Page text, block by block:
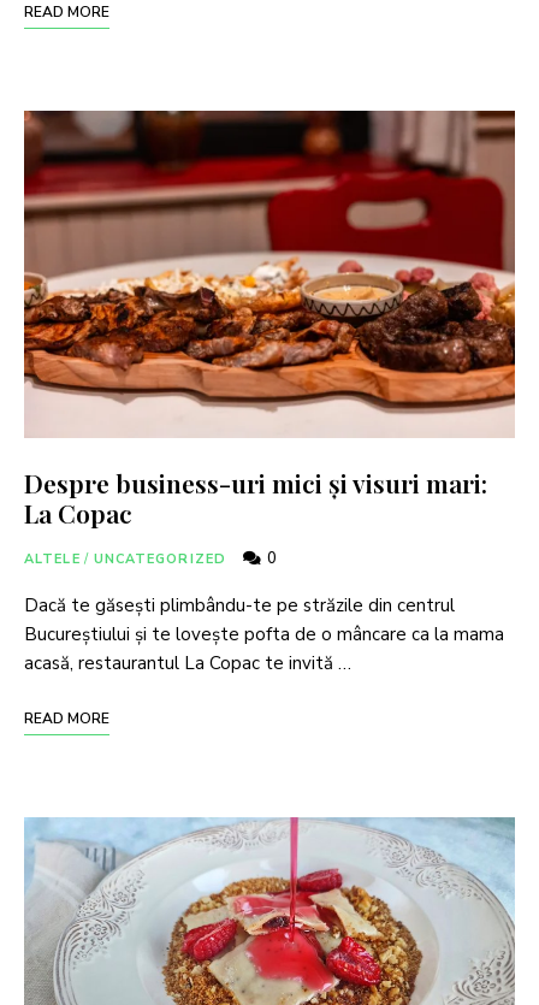
READ MORE
Despre business-uri mici și visuri mari:
La Copac
ALTELE / UNCATEGORIZED 0
Dacă te găsești plimbându-te pe străzile din centrul
Bucureștiului și te lovește pofta de o mâncare ca la mama
acasă, restaurantul La Copac te invită …
READ MORE